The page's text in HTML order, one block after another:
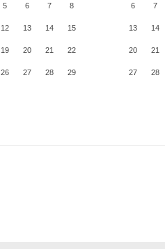
5 6 7 8
12 13 14 15
19 20 21 22
26 27 28 29
6 7
13 14
20 21
27 28